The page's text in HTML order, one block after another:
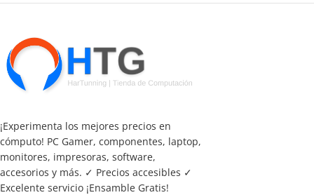
¡Experimenta los mejores precios en
cómputo! PC Gamer, componentes, laptop,
monitores, impresoras, software,
accesorios y más. ✓ Precios accesibles ✓
Excelente servicio ¡Ensamble Gratis!